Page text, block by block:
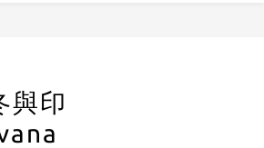
與印